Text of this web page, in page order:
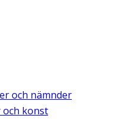
och nämnder
och konst